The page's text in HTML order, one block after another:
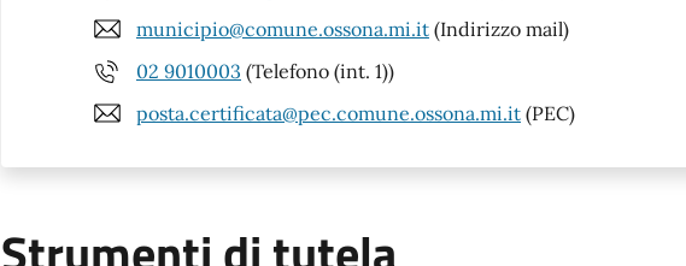
municipio@comune.ossona.mi.it (Indirizzo mail)
02 9010003 (Telefono (int. 1))
posta.certificata@pec.comune.ossona.mi.it (PEC)